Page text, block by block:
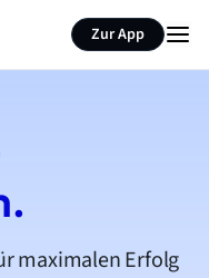
Zur App
maximalen Erfolg